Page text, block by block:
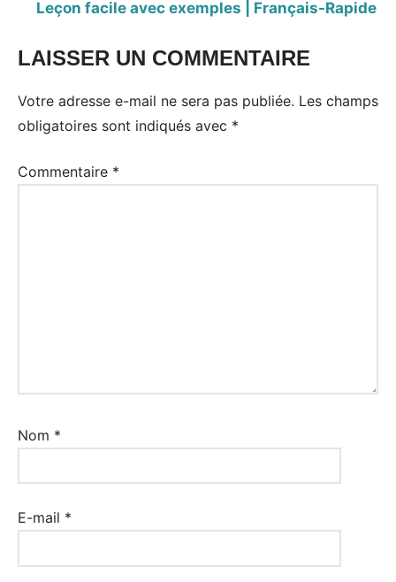
Leçon facile avec exemples | Français-Rapide
LAISSER UN COMMENTAIRE
Votre adresse e-mail ne sera pas publiée. Les champs
obligatoires sont indiqués avec *
Commentaire *
Nom *
E-mail *